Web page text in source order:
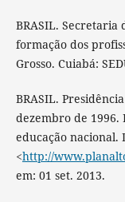
BRASIL. Secretaria
formação dos
Grosso. Cuiabá:
BRASIL.
dezembro de 1996.
educação nacional.
<http://
em: 01 set. 2013.